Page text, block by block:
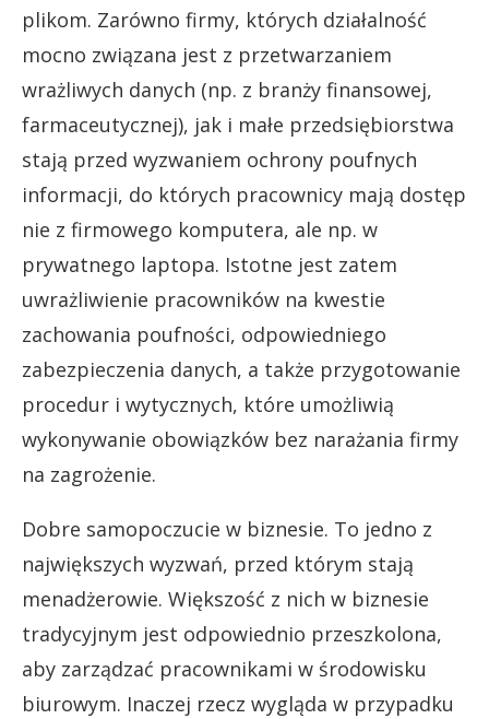
plikom. Zarówno firmy, których działalność
mocno związana jest z przetwarzaniem
wrażliwych danych (np. z branży finansowej,
farmaceutycznej), jak i małe przedsiębiorstwa
stają przed wyzwaniem ochrony poufnych
informacji, do których pracownicy mają dostęp
nie z firmowego komputera, ale np. w
prywatnego laptopa. Istotne jest zatem
uwrażliwienie pracowników na kwestie
zachowania poufności, odpowiedniego
zabezpieczenia danych, a także przygotowanie
procedur i wytycznych, które umożliwią
wykonywanie obowiązków bez narażania firmy
na zagrożenie.
Dobre samopoczucie w biznesie. To jedno z
największych wyzwań, przed którym stają
menadżerowie. Większość z nich w biznesie
tradycyjnym jest odpowiednio przeszkolona,
aby zarządzać pracownikami w środowisku
biurowym. Inaczej rzecz wygląda w przypadku